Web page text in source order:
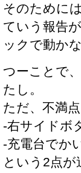
そのために
ていう報告
ックで動か
つーことで
たし。
ただ、不満
-右サイドボ
-充電台でか
という2点が